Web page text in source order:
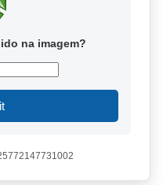
na imagem?